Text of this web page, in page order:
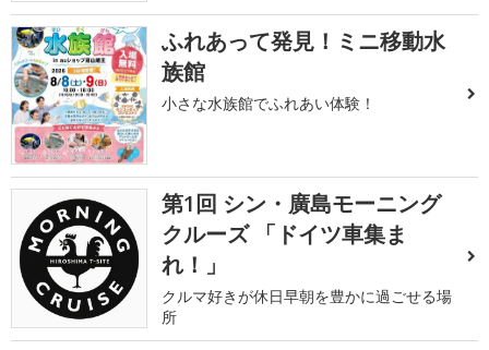
ふれあって発見！ミニ移動水
族館
小さな水族館でふれあい体験！
第1回 シン・廣島モーニング
クルーズ 「ドイツ車集ま
れ！」
クルマ好きが休日早朝を豊かに過ごせる場
所